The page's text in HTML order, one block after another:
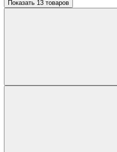
Показать 13 товаров